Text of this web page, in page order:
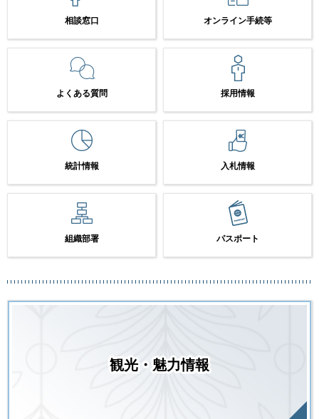
相談窓口 オンライン手続等
よくある質問 採用情報
統計情報 入札情報
組織部署 パスポート
観光・魅力情報